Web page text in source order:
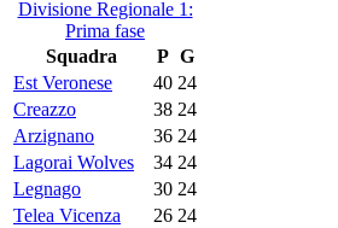
Divisione Regionale 1:
Prima fase
Squadra
P G
Est Veronese
40 24
Creazzo
38 24
Arzignano
36 24
Lagorai Wolves
34 24
Legnago
30 24
Telea Vicenza
26 24